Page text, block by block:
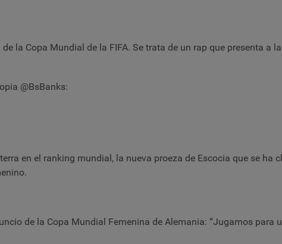
la Copa Mundial de la FIFA. Se trata de un rap que presenta a
@BsBanks:
en el ranking mundial, la nueva proeza de Escocia que se
de la Copa Mundial Femenina de Alemania: “Jugamos para